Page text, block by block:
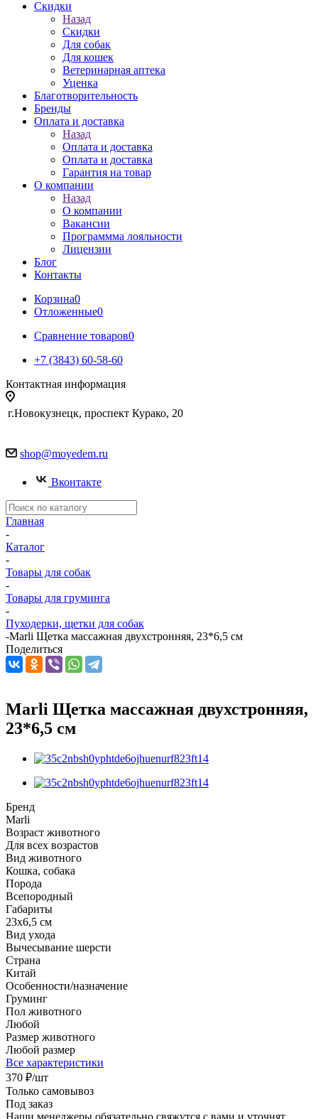
Скидки
Назад
Скидки
Для собак
Для кошек
Ветеринарная аптека
Уценка
Благотворительность
Бренды
Оплата и доставка
Назад
Оплата и доставка
Оплата и доставка
Гарантия на товар
О компании
Назад
О компании
Вакансии
Программма лояльности
Лицензии
Блог
Контакты
Корзина0
Отложенные0
Сравнение товаров0
+7 (3843) 60-58-60
Контактная информация
г.Новокузнецк, проспект Курако, 20
shop@moyedem.ru
Вконтакте
Главная
-
Каталог
-
Товары для собак
-
Товары для груминга
-
Пуходерки, щетки для собак
-Marli Щетка массажная двухстронняя, 23*6,5 см
Поделиться
Marli Щетка массажная двухстронняя,
23*6,5 см
Бренд
Marli
Возраст животного
Для всех возрастов
Вид животного
Кошка, собака
Порода
Всепородный
Габариты
23х6,5 см
Вид ухода
Вычесывание шерсти
Страна
Китай
Особенности/назначение
Груминг
Пол животного
Любой
Размер животного
Любой размер
Все характеристики
370 ₽/шт
Только самовывоз
Под заказ
Наши менеджеры обязательно свяжутся с вами и уточнят